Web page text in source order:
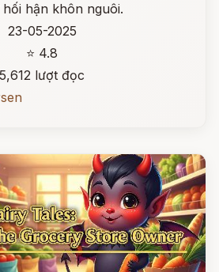
hận khôn nguôi.
23-05-2025
⭐ 4.8
5,612 lượt đọc